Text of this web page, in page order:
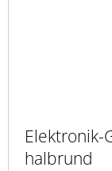
Elektronik-
halbrund